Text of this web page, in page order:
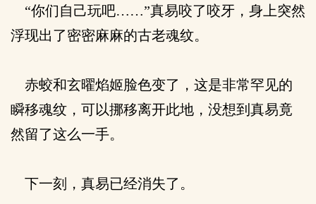
“你们自己玩吧……”真易咬了咬牙，身上突然
浮现出了密密麻麻的古老魂纹。
赤蛟和玄曜焰姬脸色变了，这是非常罕见的
瞬移魂纹，可以挪移离开此地，没想到真易竟
然留了这么一手。
下一刻，真易已经消失了。